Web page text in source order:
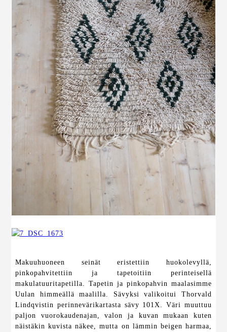
Makuuhuoneen seinät eristettiin huokolevyllä,
pinkopahvitettiin ja tapetoitiin perinteisellä
makulatuuritapetilla. Tapetin ja pinkopahvin maalasimme
Uulan himmeällä maalilla. Sävyksi valikoitui Thorvald
Lindqvistin perinnevärikartasta sävy 101X. Väri muuttuu
paljon vuorokaudenajan, valon ja kuvan mukaan kuten
näistäkin kuvista näkee, mutta on lämmin beigen harmaa,